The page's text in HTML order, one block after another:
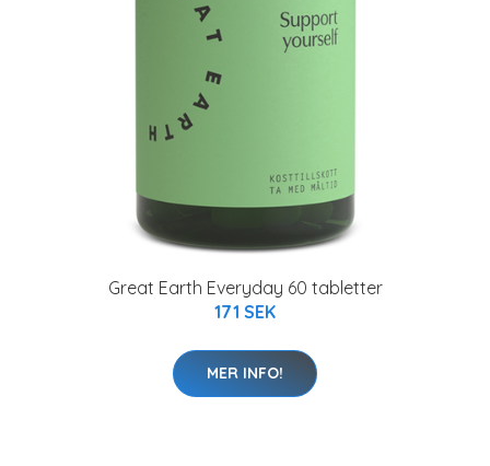
Great Earth Everyday 60 tabletter
171 SEK
MER INFO!